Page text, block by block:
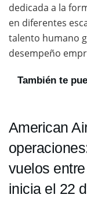
dedicada a la
en diferentes
talento humano
desempeño
También te
American
vuelos
inicia el 22